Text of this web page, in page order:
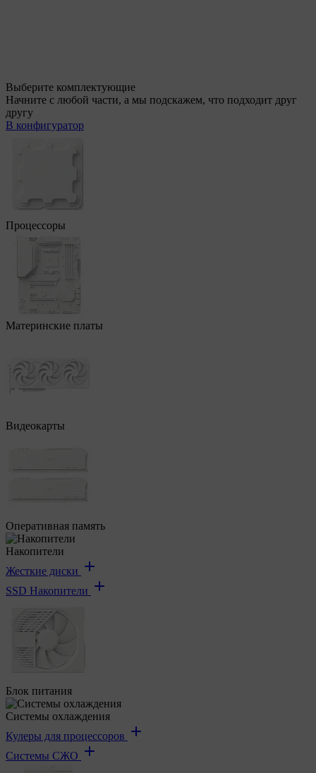
Выберите комплектующие
Начните с любой части, а мы подскажем, что подходит друг
другу
В конфигуратор
Процессоры
Материнские платы
Видеокарты
Оперативная память
Накопители
Жесткие диски
SSD Накопители
Блок питания
Системы охлаждения
Кулеры для процессоров
Системы СЖО